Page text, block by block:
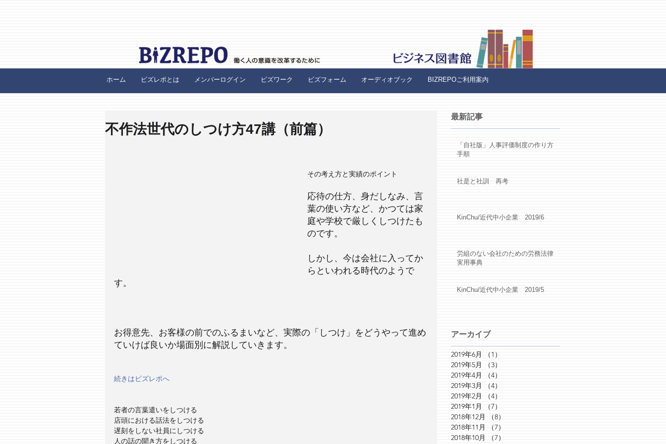
ホーム ビズレポとは メンバーログイン ビズワーク ビズフォーム オーディオブック BIZREPOご利用案内
不作法世代のしつけ方47講（前篇）
その考え方と実績のポイント
応待の仕方、身だしなみ、言
葉の使い方など、かつては家
庭や学校で厳しくしつけたも
のです。
しかし、今は会社に入ってか
らといわれる時代のようで
す。
お得意先、お客様の前でのふるまいなど、実際の「しつけ」をどうやって進め
ていけば良いか場面別に解説していきます。
続きはビズレポへ
若者の言葉遣いをしつける
店頭における話法をしつける
遅刻をしない社員にしつける
人の話の聞き方をしつける
最新記事
「自社版」人事評価制度の作り方
手順
社是と社訓 再考
KinChu/近代中小企業 2019/6
労組のない会社のための労務法律
実用事典
KinChu/近代中小企業 2019/5
アーカイブ
2019年6月 （1）
2019年5月
（3）
2019年4月
（4）
2019年3月
（4）
2019年2月
（4）
2019年1月
（7）
2018年12月
（8）
2018年11月
（7）
2018年10月
（7）